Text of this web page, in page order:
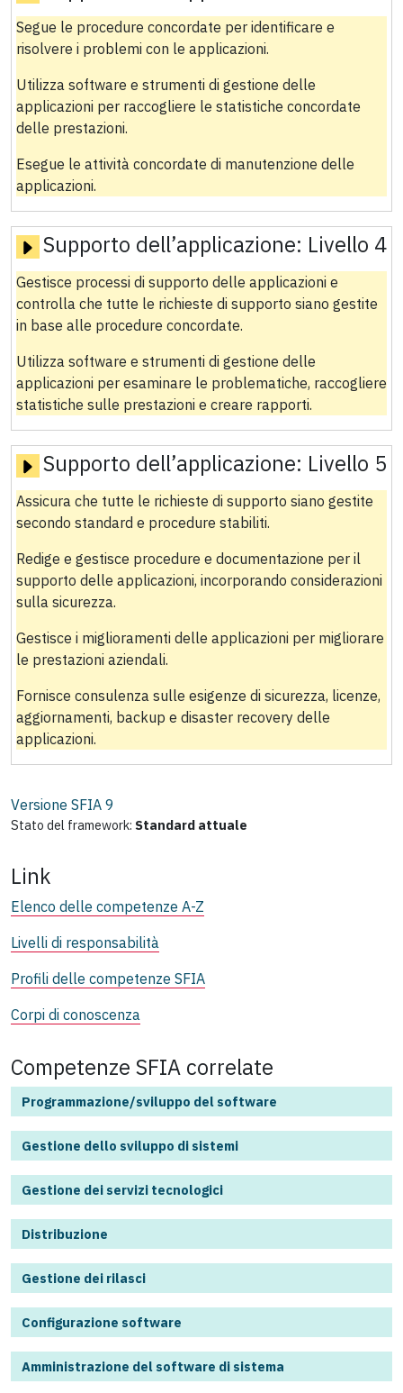
Segue le procedure concordate per identificare e
risolvere i problemi con le applicazioni.
Utilizza software e strumenti di gestione delle
applicazioni per raccogliere le statistiche concordate
delle prestazioni.
Esegue le attività concordate di manutenzione delle
applicazioni.
Supporto dell’applicazione: Livello 4
Gestisce processi di supporto delle applicazioni e
controlla che tutte le richieste di supporto siano gestite
in base alle procedure concordate.
Utilizza software e strumenti di gestione delle
applicazioni per esaminare le problematiche, raccogliere
statistiche sulle prestazioni e creare rapporti.
Supporto dell’applicazione: Livello 5
Assicura che tutte le richieste di supporto siano gestite
secondo standard e procedure stabiliti.
Redige e gestisce procedure e documentazione per il
supporto delle applicazioni, incorporando considerazioni
sulla sicurezza.
Gestisce i miglioramenti delle applicazioni per migliorare
le prestazioni aziendali.
Fornisce consulenza sulle esigenze di sicurezza, licenze,
aggiornamenti, backup e disaster recovery delle
applicazioni.
Versione SFIA 9
Stato del framework: Standard attuale
Link
Elenco delle competenze A-Z
Livelli di responsabilità
Profili delle competenze SFIA
Corpi di conoscenza
Competenze SFIA correlate
Programmazione/sviluppo del software
Gestione dello sviluppo di sistemi
Gestione dei servizi tecnologici
Distribuzione
Gestione dei rilasci
Configurazione software
Amministrazione del software di sistema